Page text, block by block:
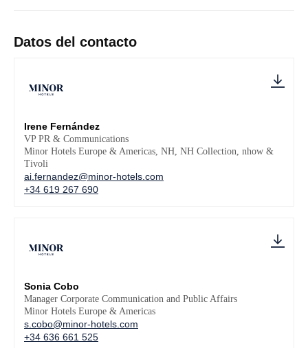
Datos del contacto
Irene Fernández
VP PR & Communications
Minor Hotels Europe & Americas, NH, NH Collection, nhow &
Tivoli
ai.fernandez@minor-hotels.com
+34 619 267 690
Sonia Cobo
Manager Corporate Communication and Public Affairs
Minor Hotels Europe & Americas
s.cobo@minor-hotels.com
+34 636 661 525